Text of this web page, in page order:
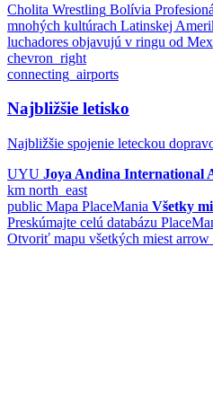
Cholita Wrestling Bolívia
mnohých kultúrach Latinskej
luchadores objavujú v ringu od
chevron_right
connecting_airports
Najbližšie letisko
Najbližšie spojenie leteckou
UYU Joya Andina International
km north_east
public Mapa PlaceMania Všetky
Preskúmajte celú databázu
Otvoriť mapu všetkých miest